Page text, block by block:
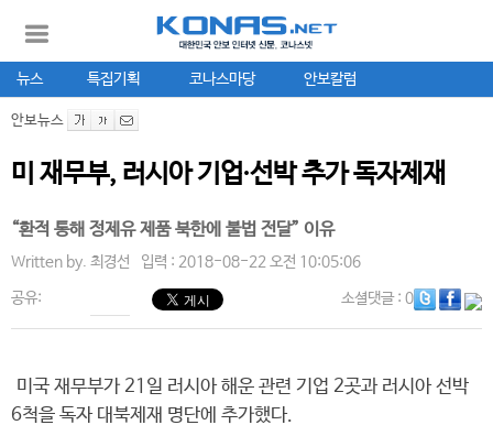
뉴스 특집기획 코나스마당 안보칼럼
안보뉴스
미 재무부, 러시아 기업∙선박 추가 독자제재
“환적 통해 정제유 제품 북한에 불법 전달” 이유
Written by. 최경선 입력 : 2018-08-22 오전 10:05:06
공유: 소셜댓글: 0
미국 재무부가 21일 러시아 해운 관련 기업 2곳과 러시아 선박
6척을 독자 대북제재 명단에 추가했다.